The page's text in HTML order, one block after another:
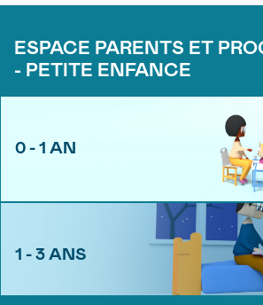
ESPACE PARENTS ET
- PETITE ENFANCE
0 - 1 AN
1 - 3 ANS